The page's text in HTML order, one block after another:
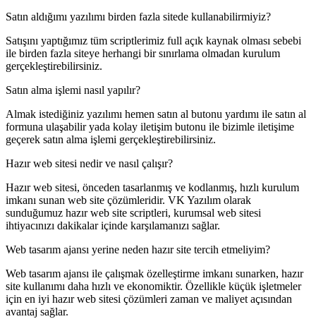
Satın aldığımı yazılımı birden fazla sitede kullanabilirmiyiz?
Satışını yaptığımız tüm scriptlerimiz full açık kaynak olması sebebi
ile birden fazla siteye herhangi bir sınırlama olmadan kurulum
gerçekleştirebilirsiniz.
Satın alma işlemi nasıl yapılır?
Almak istediğiniz yazılımı hemen satın al butonu yardımı ile satın al
formuna ulaşabilir yada kolay iletişim butonu ile bizimle iletişime
geçerek satın alma işlemi gerçekleştirebilirsiniz.
Hazır web sitesi nedir ve nasıl çalışır?
Hazır web sitesi, önceden tasarlanmış ve kodlanmış, hızlı kurulum
imkanı sunan web site çözümleridir. VK Yazılım olarak
sunduğumuz hazır web site scriptleri, kurumsal web sitesi
ihtiyacınızı dakikalar içinde karşılamanızı sağlar.
Web tasarım ajansı yerine neden hazır site tercih etmeliyim?
Web tasarım ajansı ile çalışmak özelleştirme imkanı sunarken, hazır
site kullanımı daha hızlı ve ekonomiktir. Özellikle küçük işletmeler
için en iyi hazır web sitesi çözümleri zaman ve maliyet açısından
avantaj sağlar.